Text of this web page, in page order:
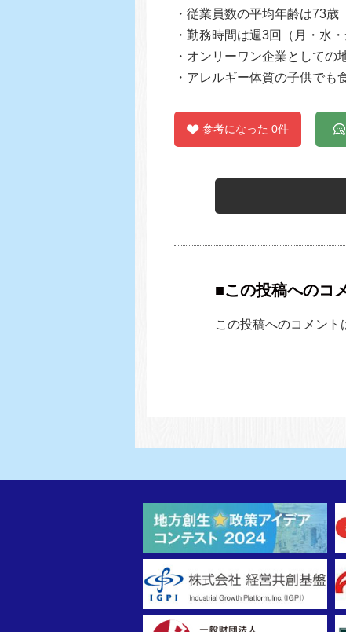
・従業員数の平均年齢は73歳
・勤務時間は週3回（月・水
・オンリーワン企業としての
・アレルギー体質の子供で
参考になった 0件
■この投稿へのコ
この投稿へのコメント